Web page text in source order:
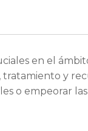
en el
y
o empeorar